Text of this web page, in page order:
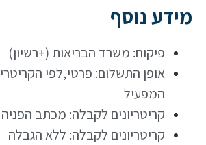
מידע נוסף
פיקוח: משרד הבריאות (+רשיון)
אופן התשלום: פרטי,לפי
המפעיל
קריטריונים לקבלה: מכתב הפניה
קריטריונים לקבלה: ללא הגבלה